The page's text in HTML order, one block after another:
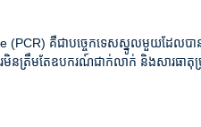
(PCR) គឺជាបច្ចេកទេសស្នូលមួយដែលបាន
នត្រឹមតែឧបករណ៍ជាក់លាក់ និងសារធាតុប្រ